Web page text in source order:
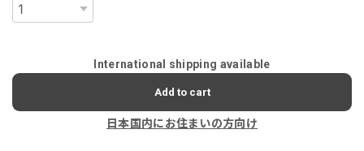
International shipping available
Add to cart
日本国内にお住まいの方向け